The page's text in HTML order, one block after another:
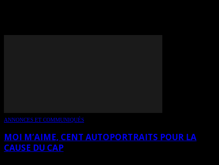
ANNONCES ET COMMUNIQUÉS
MOI M’AIME, CENT AUTOPORTRAITS POUR LA
CAUSE DU CAP